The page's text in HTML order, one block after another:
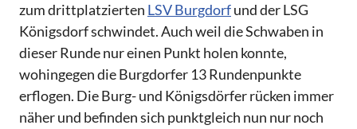
zum drittplatzierten LSV Burgdorfund der LSG
Königsdorf schwindet. Auch weil die Schwaben in
dieser Runde nur einen Punkt holen konnte,
wohingegen die Burgdorfer 13 Rundenpunkte
erflogen. Die Burg- und Königsdörfer rücken immer
näher und befinden sich punktgleich nun nur noch